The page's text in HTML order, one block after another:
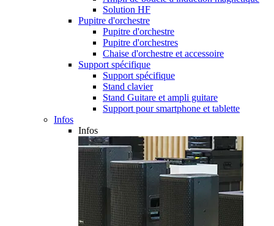
Solution HF
Pupitre d'orchestre
Pupitre d'orchestre
Pupitre d'orchestres
Chaise d'orchestre et accessoire
Support spécifique
Support spécifique
Stand clavier
Stand Guitare et ampli guitare
Support pour smartphone et tablette
Infos
Infos